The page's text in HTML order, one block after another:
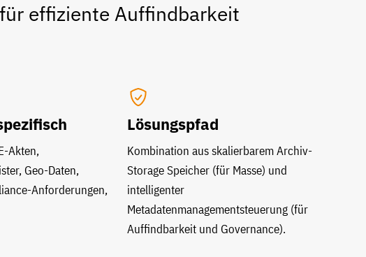
effiziente Auffindbarkeit
Akten,
Geo-Daten,
Anforderungen,
Lösungspfad
Kombination aus skalierbarem Archiv-
Storage Speicher (für Masse) und
intelligenter
Metadatenmanagementsteuerung (für
Auffindbarkeit und Governance).